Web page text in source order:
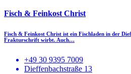
Fisch & Feinkost Christ
Fisch & Feinkost Christ ist ein Fischladen in der
Frakturschrift wirbt. Auch…
+49 30 9395 7009
Dieffenbachstraße 13